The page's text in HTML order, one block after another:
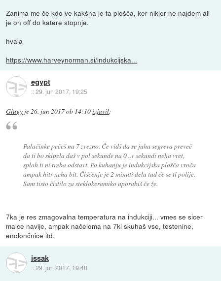
Zanima me če kdo ve kakšna je ta plošča, ker nikjer ne najdem ali
je on off do katere stopnje.
hvala
https://www.harveynorman.si/indukcijska...
egypt
::29. jun 2017, 19:25
Glugy je26. jun 2017 ob 14:10izjavil:
Palačinke pečeš na 7 zvezno. Če vidš da se juha segreva preveč
da ti bo skipela daš v pol sekunde na 0 ..v sekundi neha vret,
sploh ti ni treba odstavt. Po kuhanju je indukcijska plošča vroča
ampak hitr neha bit. Čiščenje je 2 minuti dela tud če se ti polije.
Sam tisto čistilo za steklokeramiko uporabiš če že.
7ka je res zmagovalna temperatura na indukciji... vmes se sicer
malce navije, ampak načeloma na 7ki skuhaš vse, testenine,
enolončnice itd.
issak
::29. jun 2017, 19:48